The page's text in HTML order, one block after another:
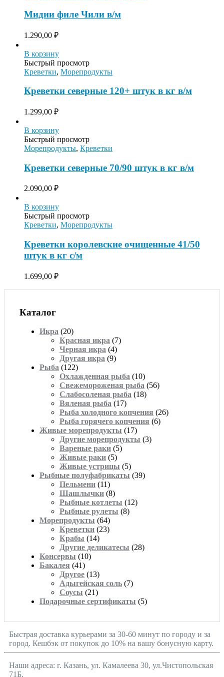
Мидии филе Чили в/м
1.290,00 ₽
В корзину
Быстрый просмотр
Креветки, Морепродукты
Креветки северные 120+ штук в кг в/м
1.299,00 ₽
В корзину
Быстрый просмотр
Морепродукты, Креветки
Креветки северные 70/90 штук в кг в/м
2.090,00 ₽
В корзину
Быстрый просмотр
Креветки, Морепродукты
Креветки королевские очищенные 41/50
штук в кг с/м
1.699,00 ₽
Каталог
Икра (20)
Красная икра (7)
Черная икра (4)
Другая икра (9)
Рыба (122)
Охлажденная рыба (10)
Свежемороженая рыба (56)
Слабосоленая рыба (18)
Вяленая рыба (17)
Рыба холодного копчения (26)
Рыба горячего копчения (6)
Живые морепродукты (17)
Другие морепродукты (3)
Вареные раки (5)
Живые раки (5)
Живые устрицы (5)
Рыбные полуфабрикаты (39)
Пельмени (11)
Шашлычки (8)
Рыбные котлеты (12)
Рыбные рулеты (8)
Морепродукты (64)
Креветки (23)
Крабы (14)
Другие деликатесы (28)
Консервы (10)
Бакалея (41)
Другое (13)
Адыгейская соль (7)
Соусы (21)
Подарочные сертификаты (5)
Быстрая доставка курьерами за 30-60 минут по городу и за
город. Кешбэк от покупок до 10% на вашу бонусную карту.
Наши адреса: г. Казань, ул. Камалеева 30, ул.Чистопольская
71Б.